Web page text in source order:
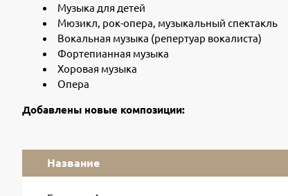
Музыка для детей
Мюзикл, рок-опера, музыкальный спектакль
Вокальная музыка (репертуар вокалиста)
Фортепианная музыка
Хоровая музыка
Опера
Добавлены новые композиции:
Название